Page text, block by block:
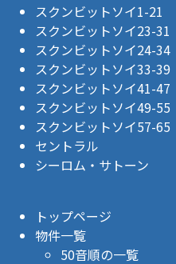
スクンビットソイ1-21
スクンビットソイ23-31
スクンビットソイ24-34
スクンビットソイ33-39
スクンビットソイ41-47
スクンビットソイ49-55
スクンビットソイ57-65
セントラル
シーロム・サトーン
トップページ
物件一覧
50音順の一覧